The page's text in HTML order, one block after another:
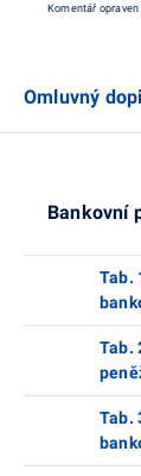
Komentář opraven
Omluvný
Bankovní
Tab.
Tab.
Tab.